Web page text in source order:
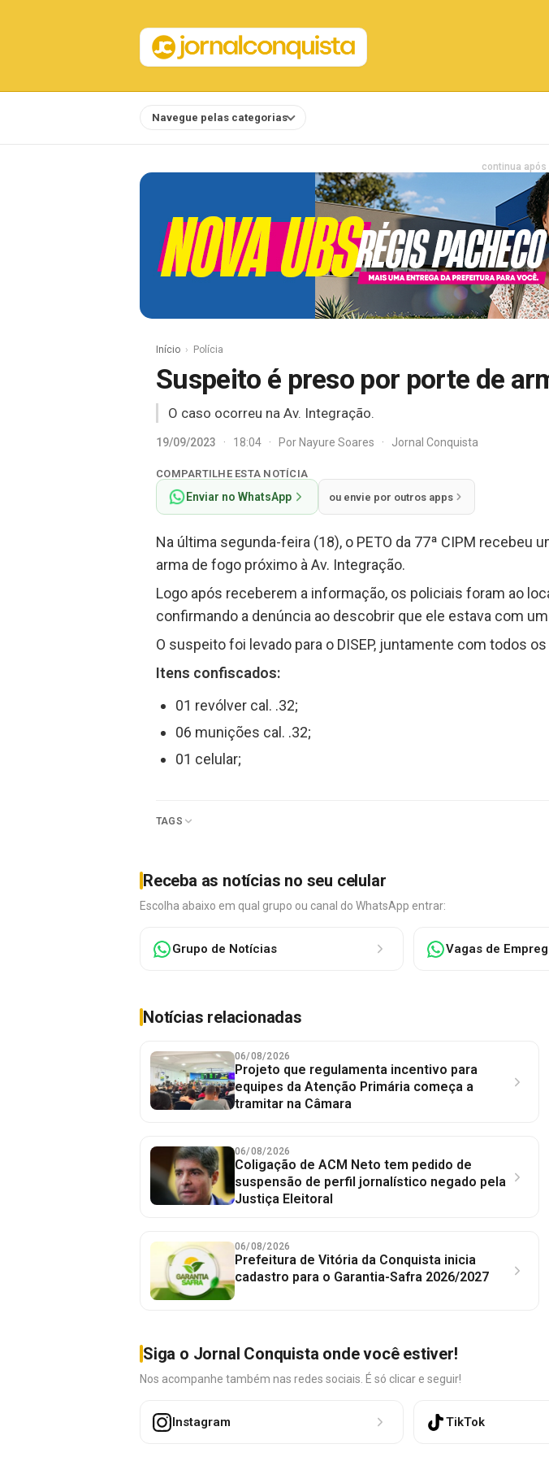
Navegue pelas categorias
continua
Início Polícia
Suspeito é preso por porte de
O caso ocorreu na Av. Integração.
19/09/2023 · 18:04 · PorNayure Soares · Jornal Conquista
COMPARTILHE ESTA NOTÍCIA
Enviar no WhatsApp ou envie por outros apps
Na última segunda-feira (18), o PETO da 77ª CIPM
arma de fogo próximo à Av. Integração.
Logo após receberem a informação, os policiais foram ao
confirmando a denúncia ao descobrir que ele estava com
O suspeito foi levado para o DISEP, juntamente com todos
Itens confiscados:
01 revólver cal. .32;
06 munições cal. .32;
01 celular;
TAGS
Receba as notícias no seu celular
Escolha abaixo em qual grupo ou canal do WhatsApp entrar:
Grupo de Notícias Vagas de
Notícias relacionadas
06/08/2026
Projeto que regulamenta incentivo para
equipes da Atenção Primária começa a
tramitar na Câmara
06/08/2026
Coligação de ACM Neto tem pedido de
suspensão de perfil jornalístico negado pela
Justiça Eleitoral
06/08/2026
Prefeitura de Vitória da Conquista inicia
cadastro para o Garantia-Safra 2026/2027
Siga o Jornal Conquista onde você estiver!
Nos acompanhe também nas redes sociais. É só clicar e seguir!
Instagram TikTok